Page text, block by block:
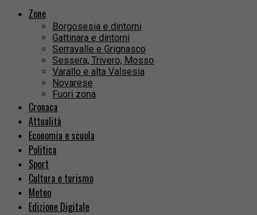
Zone
Borgosesia e dintorni
Gattinara e dintorni
Serravalle e Grignasco
Sessera, Trivero, Mosso
Varallo e alta Valsesia
Novarese
Fuori zona
Cronaca
Attualità
Economia e scuola
Politica
Sport
Cultura e turismo
Meteo
Edizione Digitale